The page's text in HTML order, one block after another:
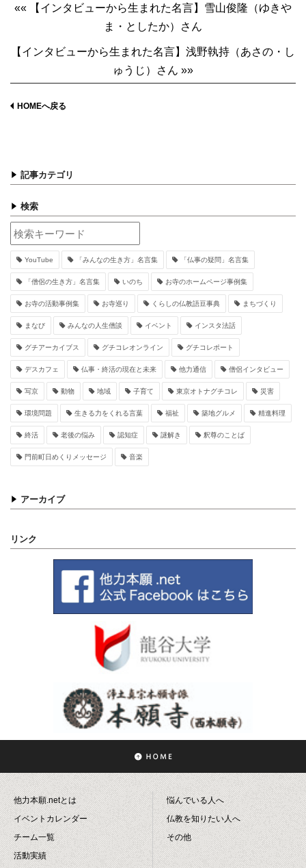
«« 【インタビューから生まれた名言】雪山俊隆（ゆきや
ま・としたか）さん
【インタビューから生まれた名言】浅野執持（あさの・し
ゅうじ）さん »»
HOMEへ戻る
記事カテゴリ
検索
YouTube 「みんなの生き方」名言集 「仏事の疑問」名言集
「僧侶の生き方」名言集 いのち お寺のホームページ事例集
お寺の活動事例集 お寺巡り くらしの仏教語豆事典 まちづくり
まなび みんなの人生僧談 イベント インスタ法話
グチアーカイブス グチコレオンライン グチコレポート
デスカフェ 仏事・終活の現在と未来 他力通信 僧侶インタビュー
写京 動物 地域 子育て 東京オトナグチコレ 災害
環境問題 生きる力をくれる言葉 福祉 築地グルメ 精進料理
終活 老後の悩み 認知症 謎解き 釈尊のことば
門前町日めくりメッセージ 音楽
アーカイブ
リンク
他力本願.netとは
イベントカレンダー
チーム一覧
活動実績
悩んでいる人へ
仏教を知りたい人へ
その他